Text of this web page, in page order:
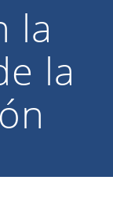
la
la